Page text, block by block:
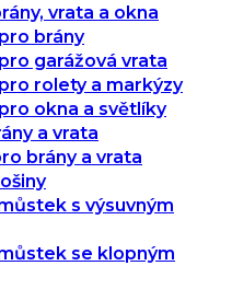
vrata a okna
brány
garážová vrata
rolety a markýzy
okna a světlíky
a vrata
brány a vrata
s výsuvným
se klopným